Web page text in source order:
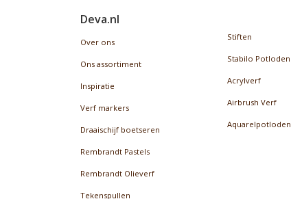
Deva.nl
Over ons
Ons assortiment
Inspiratie
Verf markers
Draaischijf boetseren
Rembrandt Pastels
Rembrandt Olieverf
Tekenspullen
Stiften
Stabilo Potloden
Acrylverf
Airbrush Verf
Aquarelpotloden